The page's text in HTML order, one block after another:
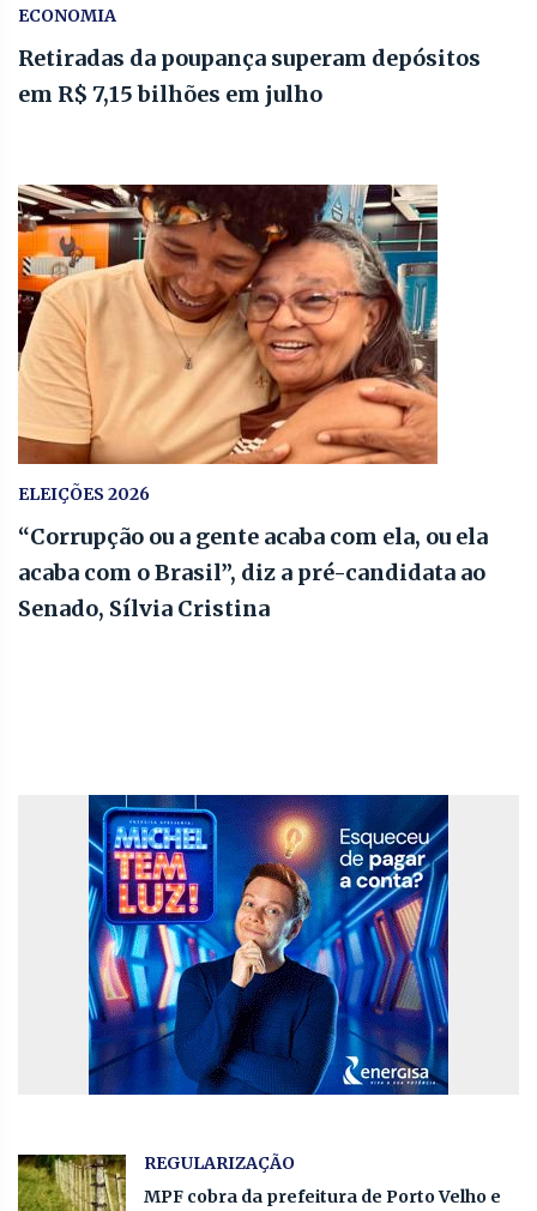
ECONOMIA
Retiradas da poupança superam depósitos
em R$ 7,15 bilhões em julho
ELEIÇÕES 2026
“Corrupção ou a gente acaba com ela, ou ela
acaba com o Brasil”, diz a pré-candidata ao
Senado, Sílvia Cristina
REGULARIZAÇÃO
MPF cobra da prefeitura de Porto Velho e